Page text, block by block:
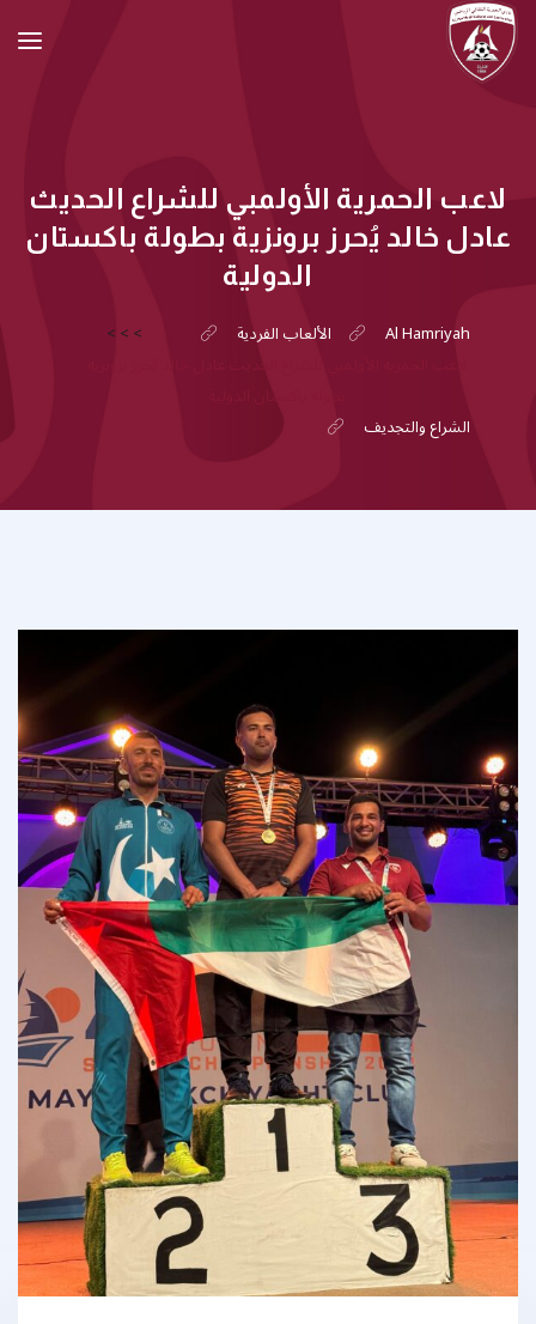
لاعب الحمرية الأولمبي للشراع الحديث
عادل خالد يُحرز برونزية بطولة باكستان
الدولية
Al Hamriyah
> الألعاب الفردية >
الشراع والتجديف
>
بطولة باكستان الدولية